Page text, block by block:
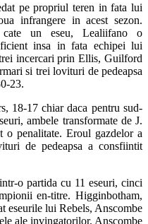
pe propriul teren in fata lui
infrangere in acest sezon.
un eseu, Lealiifano o
insa in fata echipei lui
incercari prin Ellis, Guilford
si trei lovituri de pedeapsa
23.
18-17 chiar daca pentru sud-
ambele transformate de J.
o penalitate. Eroul gazdelor a
de pedeapsa a consfiintit
o partida cu 11 eseuri, cinci
en-titre. Higginbotham,
eseurile lui Rebels, Anscombe
ale invingatorilor. Anscombe